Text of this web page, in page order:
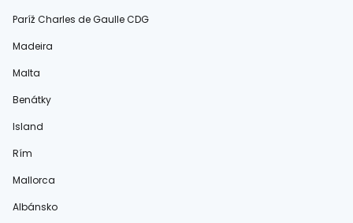
Paríž Charles de Gaulle CDG
Madeira
Malta
Benátky
Island
Rím
Mallorca
Albánsko